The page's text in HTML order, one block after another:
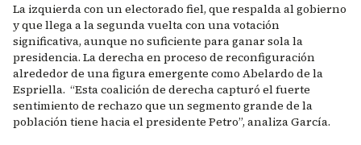
La izquierda con un electorado fiel, que respalda al gobierno
y que llega a la segunda vuelta con una votación
significativa, aunque no suficiente para ganar sola la
presidencia. La derecha en proceso de reconfiguración
alrededor de una figura emergente como Abelardo de la
Espriella. “Esta coalición de derecha capturó el fuerte
sentimiento de rechazo que un segmento grande de la
población tiene hacia el presidente Petro”, analiza García.